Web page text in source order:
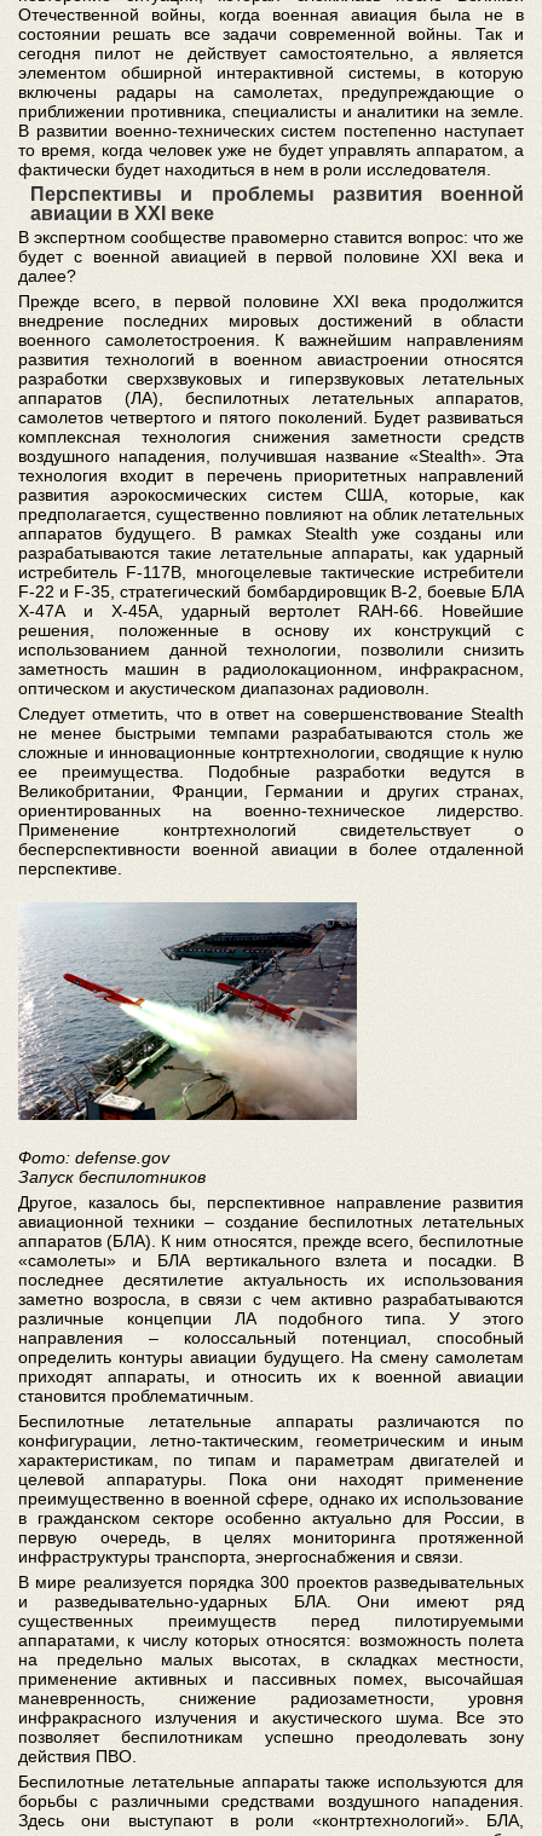
Отечественной войны, когда военная авиация была не в
состоянии решать все задачи современной войны. Так и
сегодня пилот не действует самостоятельно, а является
элементом обширной интерактивной системы, в которую
включены радары на самолетах, предупреждающие о
приближении противника, специалисты и аналитики на земле.
В развитии военно-технических систем постепенно наступает
то время, когда человек уже не будет управлять аппаратом, а
фактически будет находиться в нем в роли исследователя.
Перспективы и проблемы развития военной
авиации в ХХI веке
В экспертном сообществе правомерно ставится вопрос: что же
будет с военной авиацией в первой половине ХХI века и
далее?
Прежде всего, в первой половине ХХI века продолжится
внедрение последних мировых достижений в области
военного самолетостроения. К важнейшим направлениям
развития технологий в военном авиастроении относятся
разработки сверхзвуковых и гиперзвуковых летательных
аппаратов (ЛА), беспилотных летательных аппаратов,
самолетов четвертого и пятого поколений. Будет развиваться
комплексная технология снижения заметности средств
воздушного нападения, получившая название «Stealth». Эта
технология входит в перечень приоритетных направлений
развития аэрокосмических систем США, которые, как
предполагается, существенно повлияют на облик летательных
аппаратов будущего. В рамках Stealth уже созданы или
разрабатываются такие летательные аппараты, как ударный
истребитель F-117В, многоцелевые тактические истребители
F-22 и F-35, стратегический бомбардировщик В-2, боевые БЛА
Х-47А и Х-45А, ударный вертолет RAH-66. Новейшие
решения, положенные в основу их конструкций с
использованием данной технологии, позволили снизить
заметность машин в радиолокационном, инфракрасном,
оптическом и акустическом диапазонах радиоволн.
Следует отметить, что в ответ на совершенствование Stealth
не менее быстрыми темпами разрабатываются столь же
сложные и инновационные контртехнологии, сводящие к нулю
ее преимущества. Подобные разработки ведутся в
Великобритании, Франции, Германии и других странах,
ориентированных на военно-техническое лидерство.
Применение контртехнологий свидетельствует о
бесперспективности военной авиации в более отдаленной
перспективе.
Фото: defense.gov
Запуск беспилотников
Другое, казалось бы, перспективное направление развития
авиационной техники – создание беспилотных летательных
аппаратов (БЛА). К ним относятся, прежде всего, беспилотные
«самолеты» и БЛА вертикального взлета и посадки. В
последнее десятилетие актуальность их использования
заметно возросла, в связи с чем активно разрабатываются
различные концепции ЛА подобного типа. У этого
направления – колоссальный потенциал, способный
определить контуры авиации будущего. На смену самолетам
приходят аппараты, и относить их к военной авиации
становится проблематичным.
Беспилотные летательные аппараты различаются по
конфигурации, летно-тактическим, геометрическим и иным
характеристикам, по типам и параметрам двигателей и
целевой аппаратуры. Пока они находят применение
преимущественно в военной сфере, однако их использование
в гражданском секторе особенно актуально для России, в
первую очередь, в целях мониторинга протяженной
инфраструктуры транспорта, энергоснабжения и связи.
В мире реализуется порядка 300 проектов разведывательных
и разведывательно-ударных БЛА. Они имеют ряд
существенных преимуществ перед пилотируемыми
аппаратами, к числу которых относятся: возможность полета
на предельно малых высотах, в складках местности,
применение активных и пассивных помех, высочайшая
маневренность, снижение радиозаметности, уровня
инфракрасного излучения и акустического шума. Все это
позволяет беспилотникам успешно преодолевать зону
действия ПВО.
Беспилотные летательные аппараты также используются для
борьбы с различными средствами воздушного нападения.
Здесь они выступают в роли «контртехнологий». БЛА,